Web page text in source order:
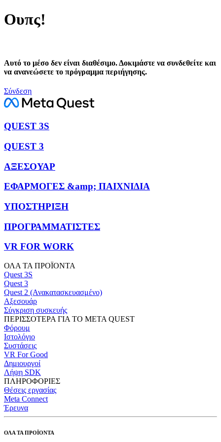
Ουπς!
Αυτό το μέσο δεν είναι διαθέσιμο. Δοκιμάστε να συνδεθείτε και
να ανανεώσετε το πρόγραμμα περιήγησης.
Σύνδεση
QUEST 3S
QUEST 3
ΑΞΕΣΟΥΑΡ
ΕΦΑΡΜΟΓΕΣ &amp; ΠΑΙΧΝΙΔΙΑ
ΥΠΟΣΤΗΡΙΞΗ
ΠΡΟΓΡΑΜΜΑΤΙΣΤΕΣ
VR FOR WORK
ΟΛΑ ΤΑ ΠΡΟΪΟΝΤΑ
Quest 3S
Quest 3
Quest 2 (Ανακατασκευασμένο)
Αξεσουάρ
Σύγκριση συσκευής
ΠΕΡΙΣΣΟΤΕΡΑ ΓΙΑ ΤΟ META QUEST
Φόρουμ
Ιστολόγιο
Συστάσεις
VR For Good
Δημιουργοί
Λήψη SDK
ΠΛΗΡΟΦΟΡΙΕΣ
Θέσεις εργασίας
Meta Connect
Έρευνα
ΟΛΑ ΤΑ ΠΡΟΪΟΝΤΑ